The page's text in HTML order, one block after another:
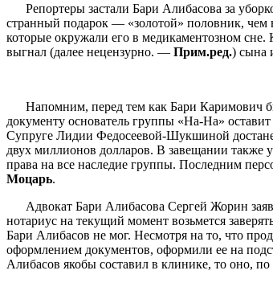
Репортеры застали Бари Алибасова за
странный подарок — «золотой» половник,
которые окружали его в медикаментозном сне.
выгнал (далее нецензурно. — Прим.ред.) сына
Напомним, перед тем как Бари Каримович
документу основатель группы «На-На»
Супруге Лидии Федосеевой-Шукшиной
двух миллионов долларов. В завещании
права на все наследие группы. Последним
Моцарь.
Адвокат Бари Алибасова Сергей Жорин
нотариус на текущий момент возьмется
Бари Алибасов не мог. Несмотря на то, что
оформлением документов, оформили ее на
Алибасов якобы составил в клинике, то оно,